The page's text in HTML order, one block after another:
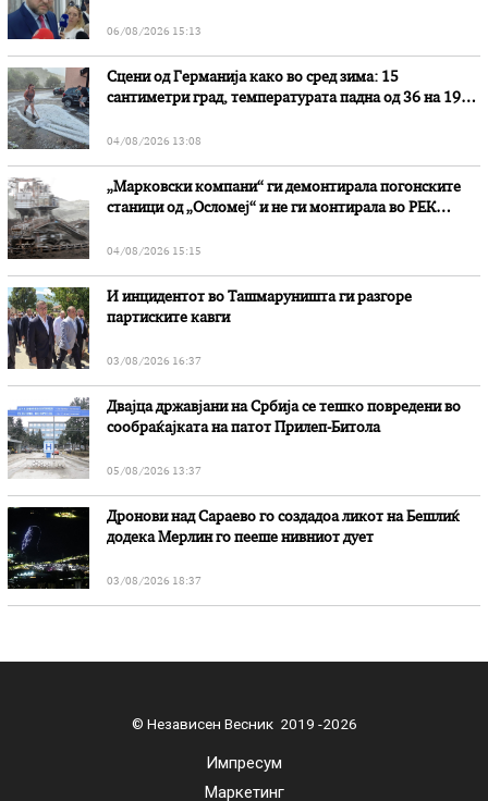
06/08/2026 15:13
Сцени од Германија како во сред зима: 15
сантиметри град, температурата падна од 36 на 19
04/08/2026 13:08
„Марковски компани“ ги демонтирала погонските
станици од „Осломеј“ и не ги монтирала во РЕК
04/08/2026 15:15
И инцидентот во Ташмаруништa ги разгоре
партиските кавги
03/08/2026 16:37
Двајца државјани на Србија се тешко повредени во
сообраќајката на патот Прилеп-Битола
05/08/2026 13:37
Дронови над Сараево го создадоа ликот на Бешлиќ
додека Мерлин го пееше нивниот дует
03/08/2026 18:37
© Независен Весник 2019 -2026
Импресум
Маркетинг